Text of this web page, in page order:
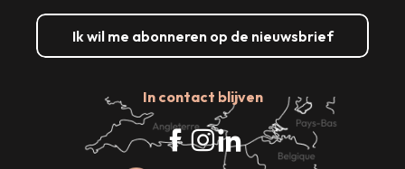
Ik wil me abonneren op de nieuwsbrief
In contact blijven